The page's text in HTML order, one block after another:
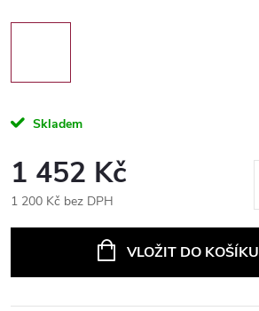
Skladem
1 452 Kč
1 200 Kč bez DPH
VLOŽIT DO KOŠÍKU